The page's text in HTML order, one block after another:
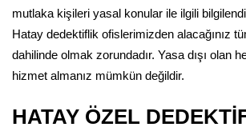
mutlaka kişileri yasal konular ile ilgili
Hatay dedektiflik ofislerimizden alacağınız
dahilinde olmak zorundadır. Yasa dışı olan
hizmet almanız mümkün değildir.
HATAY ÖZEL